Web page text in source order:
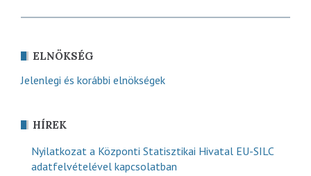
ELNÖKSÉG
Jelenlegi és korábbi elnökségek
HÍREK
Nyilatkozat a Központi Statisztikai Hivatal EU-SILC
adatfelvételével kapcsolatban